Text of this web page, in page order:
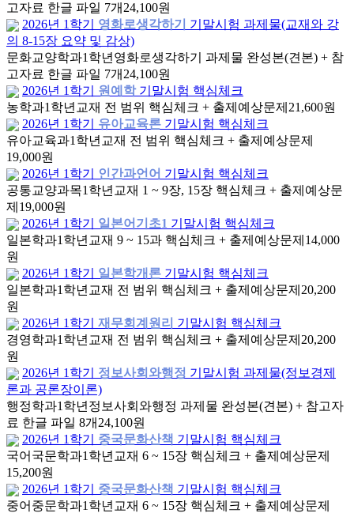
고자료 한글 파일 7개 24,100원
2026년 1학기
영화로생각하기 기말시험 과제물(교재와 강
의 8-15장 요약 및 감상)
문화교양학과1학년 영화로생각하기 과제물 완성본(견본) + 참
고자료 한글 파일 7개 24,100원
2026년 1학기
원예학 기말시험 핵심체크
농학과1학년 교재 전 범위 핵심체크 + 출제예상문제 21,600원
2026년 1학기
유아교육론 기말시험 핵심체크
유아교육과1학년 교재 전 범위 핵심체크 + 출제예상문제
19,000원
2026년 1학기
인간과언어 기말시험 핵심체크
공통교양과목1학년 교재 1 ~ 9장, 15장 핵심체크 + 출제예상문
제 19,000원
2026년 1학기
일본어기초1 기말시험 핵심체크
일본학과1학년 교재 9 ~ 15과 핵심체크 + 출제예상문제 14,000
원
2026년 1학기
일본학개론 기말시험 핵심체크
일본학과1학년 교재 전 범위 핵심체크 + 출제예상문제 20,200
원
2026년 1학기
재무회계원리 기말시험 핵심체크
경영학과1학년 교재 전 범위 핵심체크 + 출제예상문제 20,200
원
2026년 1학기
정보사회와행정 기말시험 과제물(정보경제
론과 공론장이론)
행정학과1학년 정보사회와행정 과제물 완성본(견본) + 참고자
료 한글 파일 8개 24,100원
2026년 1학기
중국문화산책 기말시험 핵심체크
국어국문학과1학년 교재 6 ~ 15장 핵심체크 + 출제예상문제
15,200원
2026년 1학기
중국문화산책 기말시험 핵심체크
중어중문학과1학년 교재 6 ~ 15장 핵심체크 + 출제예상문제